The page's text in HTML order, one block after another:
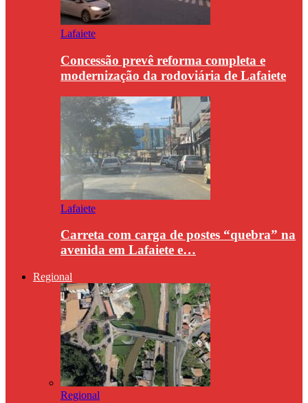
Lafaiete
Concessão prevê reforma completa e
modernização da rodoviária de Lafaiete
Lafaiete
Carreta com carga de postes “quebra” na
avenida em Lafaiete e…
Regional
Regional